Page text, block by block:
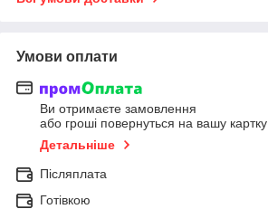
Умови оплати
Ви отримаєте замовлення
або гроші повернуться на вашу картку
Детальніше
Післяплата
Готівкою